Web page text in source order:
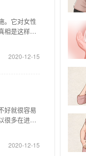
。它对女性
相是这样
2020-12-15
好就很容易
很多在进行
2020-12-15